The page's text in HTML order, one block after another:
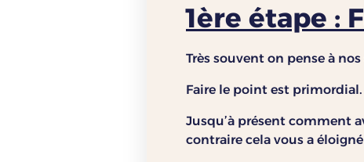
1ère étape :
Très souvent on pense à
Faire le point est primordial.
Jusqu’à présent comment
contraire cela vous a éloigné